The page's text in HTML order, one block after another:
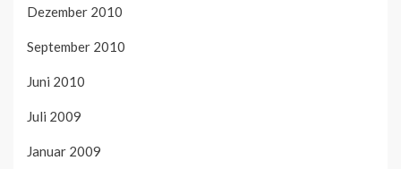
Dezember 2010
September 2010
Juni 2010
Juli 2009
Januar 2009